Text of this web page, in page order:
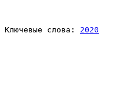
Ключевые слова: 2020